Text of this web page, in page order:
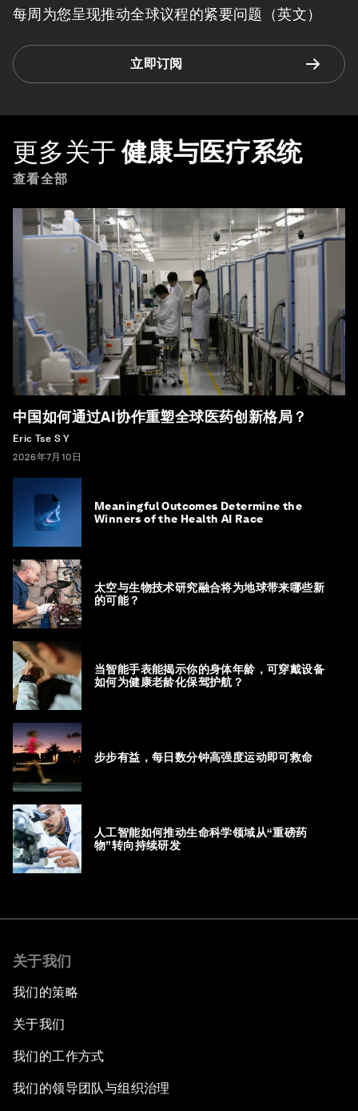
每周为您呈现推动全球议程的紧要问题（英文）
立即订阅
更多关于 健康与医疗系统
查看全部
中国如何通过AI协作重塑全球医药创新格局？
Eric Tse S Y
2026年7月10日
Meaningful Outcomes Determine the
Winners of the Health AI Race
太空与生物技术研究融合将为地球带来哪些新
的可能？
当智能手表能揭示你的身体年龄，可穿戴设备
如何为健康老龄化保驾护航？
步步有益，每日数分钟高强度运动即可救命
人工智能如何推动生命科学领域从“重磅药
物”转向持续研发
关于我们
我们的策略
关于我们
我们的工作方式
我们的领导团队与组织治理